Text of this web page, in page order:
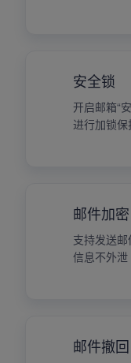
安全锁
开启邮箱“
进行加锁保
邮件加密
支持发送邮
信息不外泄
邮件撤回